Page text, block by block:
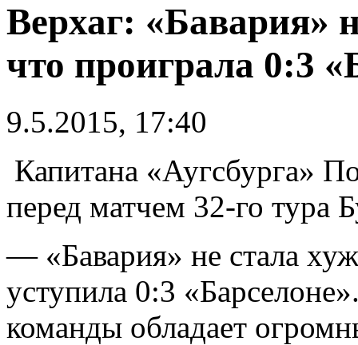
Верхаг: «Бавария»
что проиграла 0:3
9.5.2015, 17:40
Капитана «Аугсбурга»
перед матчем 32-го тура
— «Бавария» не стала
уступила 0:3
команды обладает